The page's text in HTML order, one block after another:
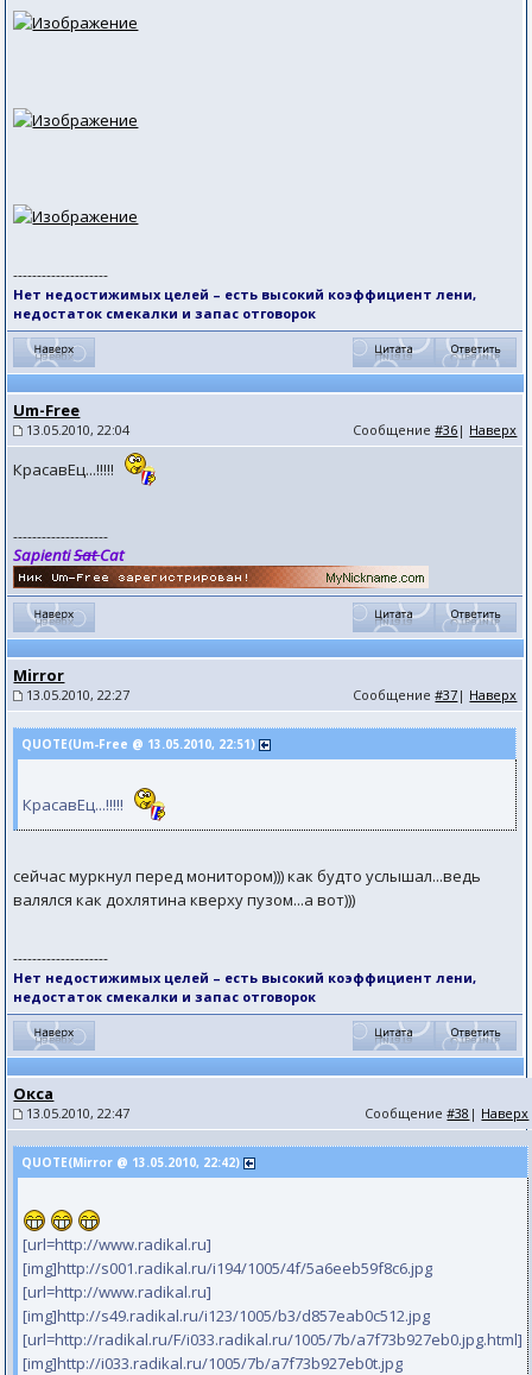
--------------------
Нет недостижимых целей – есть высокий коэффициент лени,
недостаток смекалки и запас отговорок
Um-Free
13.05.2010, 22:04 Сообщение#36 | Наверх
КрасавЕц...!!!!!
--------------------
SapientiSatCat
Mirror
13.05.2010, 22:27 Сообщение#37 | Наверх
QUOTE(Um-Free @ 13.05.2010, 22:51)
КрасавЕц...!!!!!
сейчас муркнул перед монитором))) как будто услышал...ведь
валялся как дохлятина кверху пузом...а вот)))
--------------------
Нет недостижимых целей – есть высокий коэффициент лени,
недостаток смекалки и запас отговорок
Окса
13.05.2010, 22:47 Сообщение#38 | Наверх
QUOTE(Mirror @ 13.05.2010, 22:42)
[url=http://www.radikal.ru]
[img]http://s001.radikal.ru/i194/1005/4f/5a6eeb59f8c6.jpg
[url=http://www.radikal.ru]
[img]http://s49.radikal.ru/i123/1005/b3/d857eab0c512.jpg
[url=http://radikal.ru/F/i033.radikal.ru/1005/7b/a7f73b927eb0.jpg.html]
[img]http://i033.radikal.ru/1005/7b/a7f73b927eb0t.jpg